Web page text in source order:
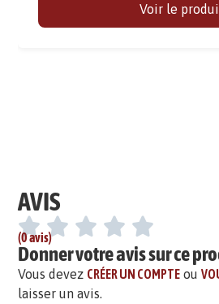
Voir le
AVIS
(0 avis)
Donner votre avis sur ce
Vous devez CRÉER UN COMPTE ou
laisser un avis.